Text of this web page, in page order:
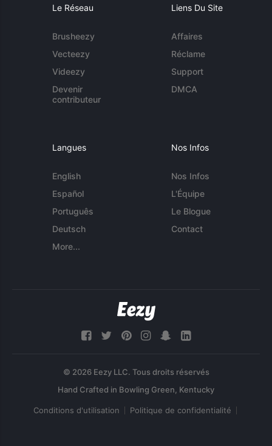
Le Réseau
Brusheezy
Vecteezy
Videezy
Devenir
contributeur
Liens Du Site
Affaires
Réclame
Support
DMCA
Langues
English
Español
Português
Deutsch
More...
Nos Infos
Nos Infos
L'Équipe
Le Blogue
Contact
© 2026 Eezy LLC. Tous droits réservés
Conditions d'utilisation Politique de confidentialité